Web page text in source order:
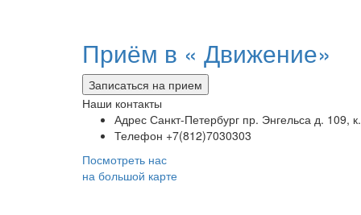
Приём в « Движение»
Записаться на прием
Наши контакты
Адрес Санкт-Петербург пр. Энгельса д. 109,
Телефон +7(812)7030303
Посмотреть нас
на большой карте